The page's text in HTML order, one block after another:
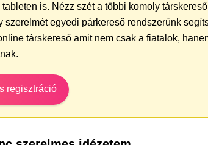
is. Nézz szét a többi komoly
szerelmét egyedi párkereső rendszerünk
társkereső amit nem csak a fiatalok,
regisztráció